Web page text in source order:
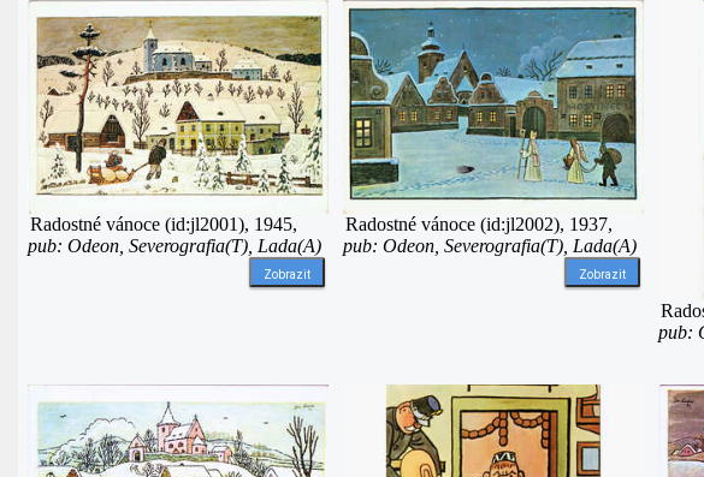
Radostné vánoce (id:jl2001), 1945,
pub: Odeon, Severografia(T), Lada(A)
Zobrazit
Radostné vánoce (id:jl2002), 1937,
pub: Odeon, Severografia(T), Lada(A)
Zobrazit
pub: